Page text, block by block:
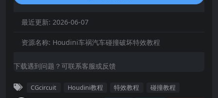
最近更新: 2026-06-07
资源名称: Houdini车祸汽车碰撞破坏特效教程
下载遇到问题？可联系客服或反馈
CGcircuit Houdini教程 特效教程 碰撞教程